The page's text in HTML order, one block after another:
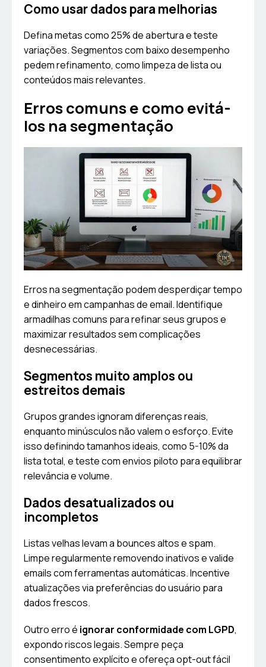
Como usar dados para melhorias
Defina metas como 25% de abertura e teste
variações. Segmentos com baixo desempenho
pedem refinamento, como limpeza de lista ou
conteúdos mais relevantes.
Erros comuns e como evitá-
los na segmentação
Erros na segmentação podem desperdiçar tempo
e dinheiro em campanhas de email. Identifique
armadilhas comuns para refinar seus grupos e
maximizar resultados sem complicações
desnecessárias.
Segmentos muito amplos ou
estreitos demais
Grupos grandes ignoram diferenças reais,
enquanto minúsculos não valem o esforço. Evite
isso definindo tamanhos ideais, como 5-10% da
lista total, e teste com envios piloto para equilibrar
relevância e volume.
Dados desatualizados ou
incompletos
Listas velhas levam a bounces altos e spam.
Limpe regularmente removendo inativos e valide
emails com ferramentas automáticas. Incentive
atualizações via preferências do usuário para
dados frescos.
Outro erro é ignorar conformidade com LGPD,
expondo riscos legais. Sempre peça
consentimento explícito e ofereça opt-out fácil